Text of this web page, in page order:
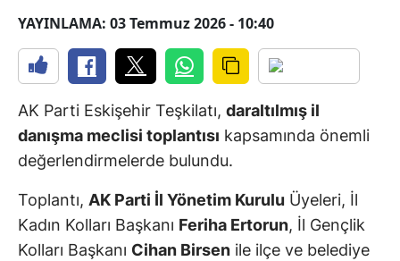
YAYINLAMA: 03 Temmuz 2026 - 10:40
AK Parti Eskişehir Teşkilatı, daraltılmış il
danışma meclisi toplantısı kapsamında önemli
değerlendirmelerde bulundu.
Toplantı, AK Parti İl Yönetim Kurulu Üyeleri, İl
Kadın Kolları Başkanı Feriha Ertorun, İl Gençlik
Kolları Başkanı Cihan Birsen ile ilçe ve belediye